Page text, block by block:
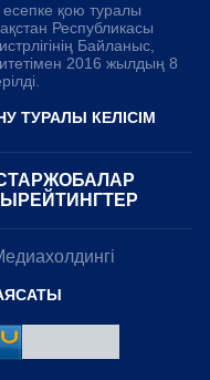
қою туралы
Республикасы
Байланыс,
2016 жылдың 8
ТУРАЛЫ КЕЛІСІМ
ЖОБАЛАР
РЕЙТИНГТЕР